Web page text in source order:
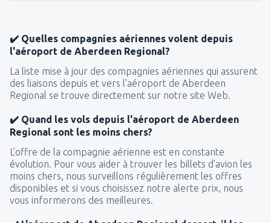
✔️ Quelles compagnies aériennes volent depuis
l'aéroport de Aberdeen Regional?
La liste mise à jour des compagnies aériennes qui assurent
des liaisons depuis et vers l'aéroport de Aberdeen
Regional se trouve directement sur notre site Web.
✔️ Quand les vols depuis l'aéroport de Aberdeen
Regional sont les moins chers?
L’offre de la compagnie aérienne est en constante
évolution. Pour vous aider à trouver les billets d'avion les
moins chers, nous surveillons régulièrement les offres
disponibles et si vous choisissez notre alerte prix, nous
vous informerons des meilleures.